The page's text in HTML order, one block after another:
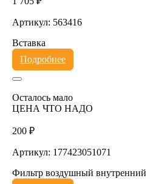
Артикул: 563416
Вставка
Подробнее
Осталось мало
ЦЕНА ЧТО НАДО
200 ₽
Артикул: 177423051071
Фильтр воздушный внутренний